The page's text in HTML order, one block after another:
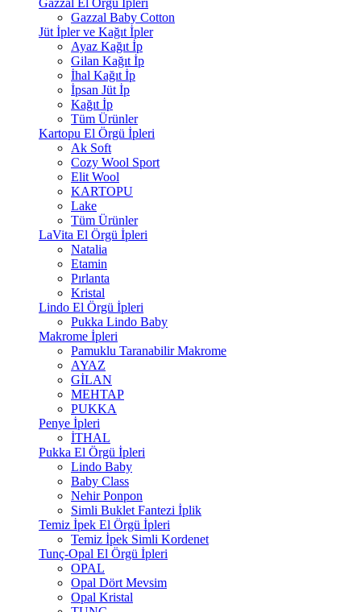
Gazzal El Örgü İpleri
Gazzal Baby Cotton
Jüt İpler ve Kağıt İpler
Ayaz Kağıt İp
Gilan Kağıt İp
İhal Kağıt İp
İpsan Jüt İp
Kağıt İp
Tüm Ürünler
Kartopu El Örgü İpleri
Ak Soft
Cozy Wool Sport
Elit Wool
KARTOPU
Lake
Tüm Ürünler
LaVita El Örgü İpleri
Natalia
Etamin
Pırlanta
Kristal
Lindo El Örgü İpleri
Pukka Lindo Baby
Makrome İpleri
Pamuklu Taranabilir Makrome
AYAZ
GİLAN
MEHTAP
PUKKA
Penye İpleri
İTHAL
Pukka El Örgü İpleri
Lindo Baby
Baby Class
Nehir Ponpon
Simli Buklet Fantezi İplik
Temiz İpek El Örgü İpleri
Temiz İpek Simli Kordenet
Tunç-Opal El Örgü İpleri
OPAL
Opal Dört Mevsim
Opal Kristal